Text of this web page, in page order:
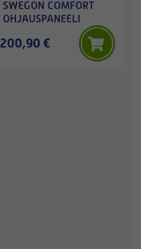
SWEGON COMFORT
OHJAUSPANEELI
200,90 €